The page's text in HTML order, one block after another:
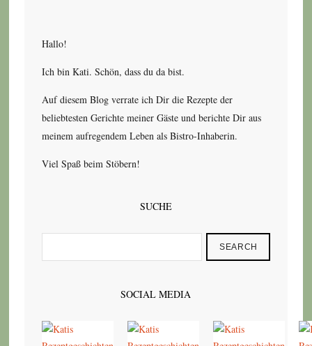
Hallo!
Ich bin Kati. Schön, dass du da bist.
Auf diesem Blog verrate ich Dir die Rezepte der
beliebtesten Gerichte meiner Gäste und berichte Dir aus
meinem aufregendem Leben als Bistro-Inhaberin.
Viel Spaß beim Stöbern!
SUCHE
SEARCH
SOCIAL MEDIA